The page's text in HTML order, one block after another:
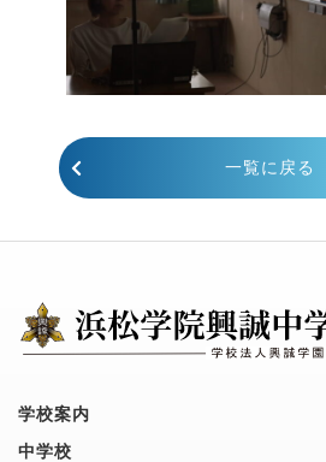
一覧に戻る
学校案内
中学校